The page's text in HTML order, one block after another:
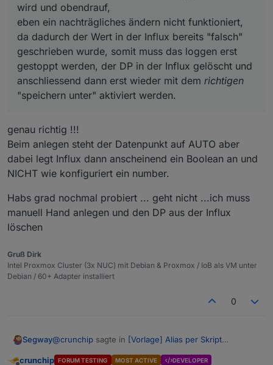
wird und obendrauf,
eben ein nachträgliches ändern nicht funktioniert,
da dadurch der Wert in der Influx bereits "falsch"
geschrieben wurde, somit muss das loggen erst
gestoppt werden, der DP in der Influx gelöscht und
anschliessend dann erst wieder mit dem richtigen
"speichern unter" aktiviert werden.
genau richtig !!!
Beim anlegen steht der Datenpunkt auf AUTO aber
dabei legt Influx dann anscheinend ein Boolean an und
NICHT wie konfiguriert ein number.
Habs grad nochmal probiert ... geht nicht ...ich muss
manuell Hand anlegen und den DP aus der Influx
löschen
Gruß Dirk
Intel Proxmox Cluster (3x NUC) mit Debian & Proxmox / IoB als VM unter
Debian / 60+ Adapter installiert
0
Segway@crunchip sagte in [Vorlage] Alias per Skript
crunchip FORUM TESTING MOST ACTIVE DEVELOPER